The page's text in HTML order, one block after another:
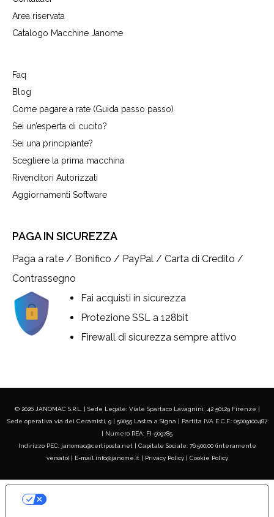
Area riservata
Catalogo Macchine Janome
Faq
Blog
Come pagare a rate (Guida passo passo)
Sei un’esperta di cucito?
Sei una principiante?
Scegliere la prima macchina
Rivenditori Autorizzati
Aggiornamenti Software
PAGA IN SICUREZZA
Paga a rate / Bonifico / PayPal / Carta di Credito /
Contrassegno
Fai acquisti in sicurezza
Protezione SSL a 128bit
Firewall di sicurezza sempre attivo
© 2026 JANOMAC S.R.L. | Sede Legale: Viale Spartaco Lavagnini, 42 50129 Firenze |
Sede operativa via dei Ceramisti, 9 | 50055 Lastra a Signa | Partita IVA E C.F.: 05009100487
| Numero REA: FI-509785
Indirizzo PEC: janomac@certiposta.net | Capitale Sociale: 76.500,00 (interamente
versato) | E-mail info@janome.it |
Privacy Policy| Cookie Policy